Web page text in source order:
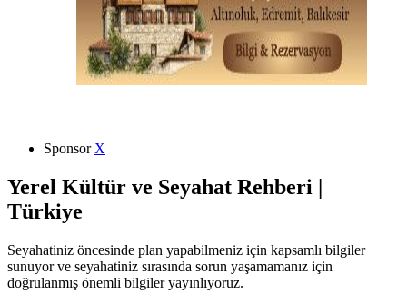
Sponsor X
Yerel Kültür ve Seyahat Rehberi |
Türkiye
Seyahatiniz öncesinde plan yapabilmeniz için kapsamlı bilgiler
sunuyor ve seyahatiniz sırasında sorun yaşamamanız için
doğrulanmış önemli bilgiler yayınlıyoruz.